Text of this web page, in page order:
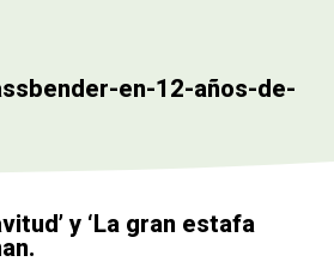
y ‘La gran estafa